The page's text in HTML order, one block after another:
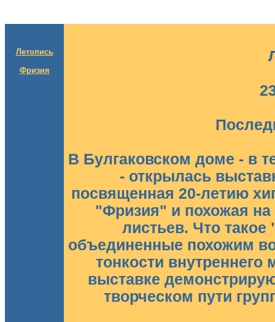
Летопись
Фризия
В Булгаковском доме - в
- открылась
посвященная 20-летию
"Фризия" и похожая на
листьев. Что
объединенные похожим
тонкости
выставке
творческом пути